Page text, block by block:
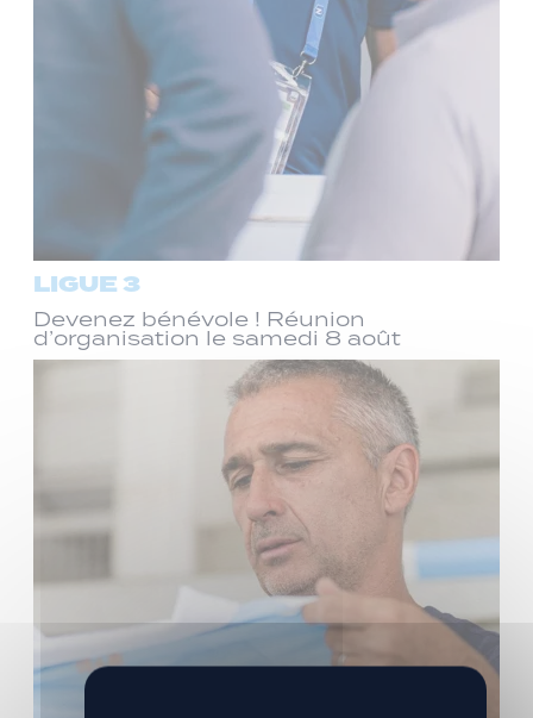
LIGUE 3
Devenez bénévole ! Réunion
d’organisation le samedi 8 août